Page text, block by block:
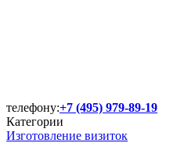
телефону:+7 (495) 979-89-19
Категории
Изготовление визиток